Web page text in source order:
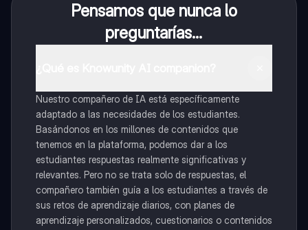
Pensamos que nunca lo
preguntarías...
Nuestro compañero de IA está específicamente
adaptado a las necesidades de los estudiantes.
Basándonos en los millones de contenidos que
tenemos en la plataforma, podemos dar a los
estudiantes respuestas realmente significativas y
relevantes. Pero no se trata solo de respuestas, el
compañero también guía a los estudiantes a través de
sus retos de aprendizaje diarios, con planes de
aprendizaje personalizados, cuestionarios o contenidos